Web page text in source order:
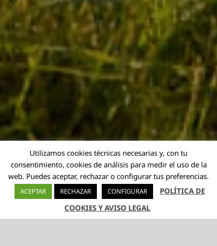
Utilizamos cookies técnicas necesarias y, con tu
consentimiento, cookies de análisis para medir el uso de la
web. Puedes aceptar, rechazar o configurar tus preferencias.
ACEPTAR RECHAZAR CONFIGURAR
POLÍTICA DE
COOKIES Y AVISO LEGAL